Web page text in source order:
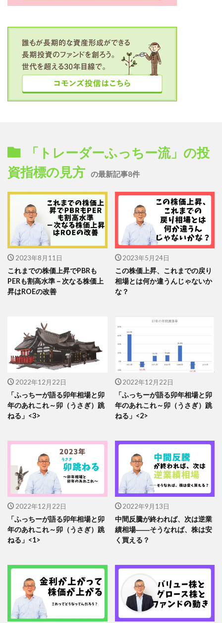
「トレーダーふっちー流」の投
資指標の見方
の最新記事8件
2023年8月11日
これまでの株価上昇でPBRも
PERも割高水準－次なる株価上
昇はROEの改善
2023年5月24日
この株価上昇、これまでの戻り
相場とは何か違うんじゃないか
な？
2022年12月22日
「ふっちーが語る卯年相場と卯
年のあれこれ～卯（うさぎ）跳
ねる」<3>
2022年12月22日
「ふっちーが語る卯年相場と卯
年のあれこれ～卯（うさぎ）跳
ねる」<2>
2022年12月22日
「ふっちーが語る卯年相場と卯
年のあれこれ～卯（うさぎ）跳
ねる」<1>
2022年9月13日
中間反騰が終われば、次は逆業
績相場――そうなれば、株は安
く買える？